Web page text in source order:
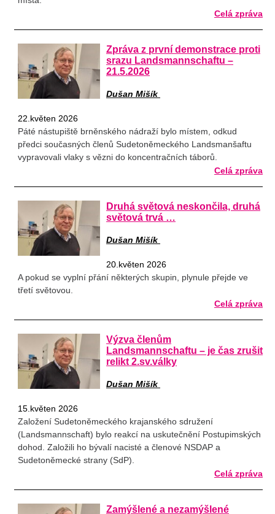
Celá zpráva
Zpráva z první demonstrace proti
srazu Landsmannschaftu –
21.5.2026
Dušan Mišík
22.květen 2026
Páté nástupiště brněnského nádraží bylo místem, odkud
předci současných členů Sudetoněmeckého Landsmanšaftu
vypravovali vlaky s vězni do koncentračních táborů.
Celá zpráva
Druhá světová neskončila, druhá
světová trvá …
Dušan Mišík
20.květen 2026
A pokud se vyplní přání některých skupin, plynule přejde ve
třetí světovou.
Celá zpráva
Výzva členům
Landsmannschaftu – je čas zrušit
relikt 2.sv.války
Dušan Mišík
15.květen 2026
Založení Sudetoněmeckého krajanského sdružení
(Landsmannschaft) bylo reakcí na uskutečnění Postupimských
dohod. Založili ho bývalí nacisté a členové NSDAP a
Sudetoněmecké strany (SdP).
Celá zpráva
Zamýšlené a nezamýšlené